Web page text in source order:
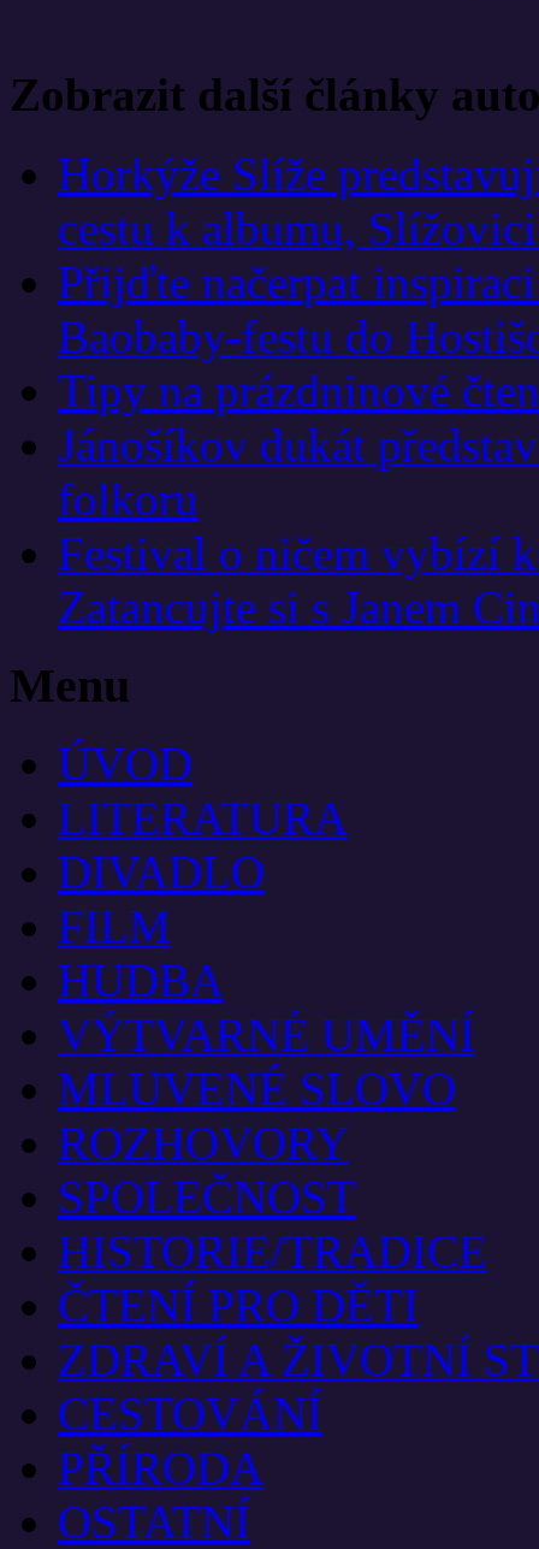
Zobrazit další články
Horkýže Slíže
cestu k albumu,
Přijďte načerpat
Baobaby-festu do
Tipy na prázdninové
Jánošíkov dukát
folkoru
Festival o ničem vybízí
Zatancujte si s Janem
Menu
ÚVOD
LITERATURA
DIVADLO
FILM
HUDBA
VÝTVARNÉ UMĚNÍ
MLUVENÉ SLOVO
ROZHOVORY
SPOLEČNOST
HISTORIE/TRADICE
ČTENÍ PRO DĚTI
ZDRAVÍ A ŽIVOTNÍ
CESTOVÁNÍ
PŘÍRODA
OSTATNÍ